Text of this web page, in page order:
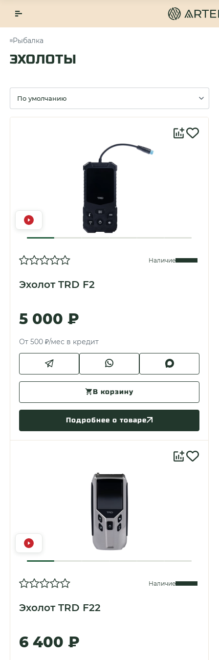
Рыбалка
ЭХОЛОТЫ
Сортировка
Наличие
Эхолот TRD F2
5 000 ₽
От 500 ₽/мес в кредит
В корзину
Подробнее о товаре
Наличие
Эхолот TRD F22
6 400 ₽